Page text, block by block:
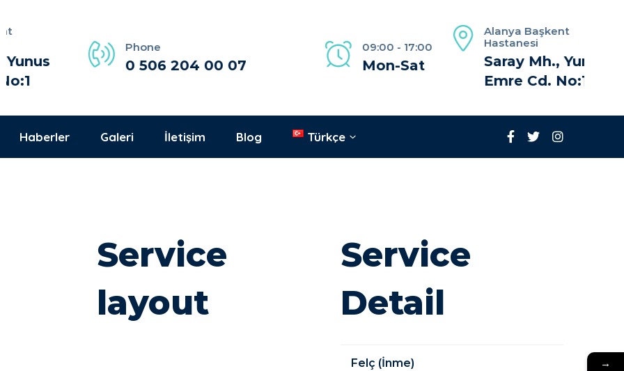
Phone
0 506 204 00 07
09:00 - 17:00
Mon-Sat
Alanya Başkent
Hastanesi
Saray Mh., Yunus
Emre Cd. No:1
Haberler Galeri İletişim Blog Türkçe
Service
layout
Service
Detail
Felç (İnme) →